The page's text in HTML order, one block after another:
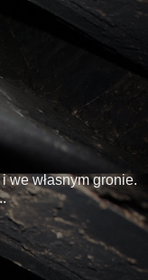
we własnym gronie.